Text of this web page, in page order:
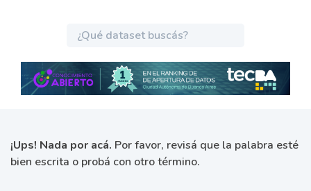
¡Ups! Nada por acá. Por favor, revisá que la palabra esté
bien escrita o probá con otro término.